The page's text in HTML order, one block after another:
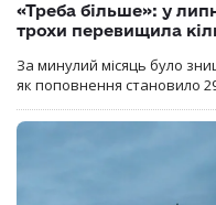
«Треба більше»: у
трохи перевищила
За минулий місяць було
як поповнення становило 29